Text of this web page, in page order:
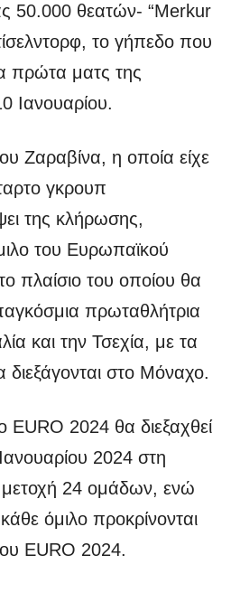
50.000 θεατών- “Merkur
το γήπεδο που
πρώτα ματς της
Ιανουαρίου.
Ζαραβίνα, η οποία είχε
γκρουπ
της κλήρωσης,
του Ευρωπαϊκού
πλαίσιο του οποίου θα
πρωταθλήτρια
και την Τσεχία, με τα
στο Μόναχο.
EURO 2024 θα διεξαχθεί
2024 στη
24 ομάδων, ενώ
όμιλο προκρίνονται
EURO 2024.